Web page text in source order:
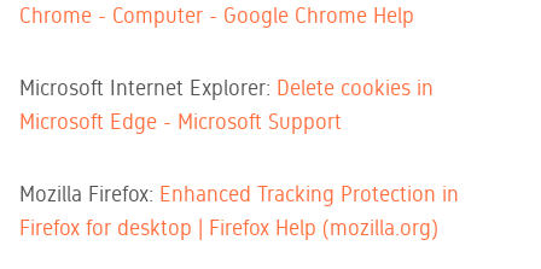
Chrome - Computer - Google Chrome Help
Microsoft Internet Explorer: Delete cookies in
Microsoft Edge - Microsoft Support
Mozilla Firefox: Enhanced Tracking Protection in
Firefox for desktop | Firefox Help (mozilla.org)